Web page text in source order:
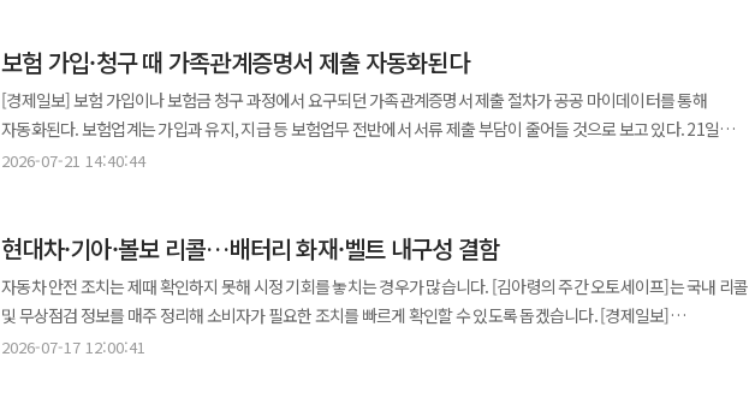
투입 전 직접 손으로 센서의 정상 작동 여부를 확인하는 자가점검을 거쳐야 고소작업대를 작동시킬 수 있어 근로자
스스로 안전을 점검할 수 있다. 안전관리자도 모바일 어플로 센서들의 작동 상태를 상시 점검할 수 있고 사무실에서도
어플과 연동된 컴퓨터를 통해 현장 상황을 실시간으로 파악하고 조치 가능한 것이 특징이다. 롯데건설 관계자는 “이번에
개발한 ‘고소작업대 스마트 과상승 방지 시스템’을 통해 충돌∙끼임 사고 감소가 기대된다”며 “AI, 로봇 등 스마트건설
기술을 현장에 확대 적용할 예정이다”라고 말했다. IPARK현대산업개발, 파주시 G-하우징 사업 기부금 전달
취약계층의 노후 주택을 개·보수하고 에너지 효율을 개선해 안전하고 쾌적한 주거환경을 조성하는 사업이다.
IPARK현대산업개발은 이번 기부를 통해 경제적 어려움으로 열악한 주거환경에서 생활하는 이웃들의 주거환경 개선을
지원하고 지역사회 주거복지 증진에 힘을 보탰다. 기념식에는 손배찬 파주시장과 신왕섭 IPARK현대산업개발 실장을
비롯한 관계자들이 참석했다. 이들은 기부금 전달식 진행 후 민관 협력을 통한 주거환경 개선과 주거복지 확대 방안을
활력을 전하고 안전수칙 준수와 자발적인 건강관리의 중요성을 다시 한번 되새기는 계기가 되길 바란다”고 말했다. 한화
건설부문은 푸드트럭 외에도 ‘Health 2GO 여름철 캠페인’을 운영하고 있다. 온열질환 예방을 위한 안전 음원을 제작해
현장에 배포하고 현장별로 제빙기와 냉방기기를 갖춘 휴게시설도 마련했다. 이온음료 분말과 식염포도당도 상시
굴착면 사면 보강, 위험지역 출입 통제, 전기 안전 점검 등을 통해 장마철 시설물 파손과 붕괴, 침수, 감전 사고를
예방한다는 방침이다.
0.076%로 면허정지 수준에 해당하는 상태였다. 마약 간이시약 검사에서는 음성 반응이 나왔다. A씨가 범행 시 소지했던
총기는 길이 87cm의 비비탄용 모의 총기로 확인됐다. A씨와 피해자들은 서로 일면식이 없는 사이인 것으로 조사됐다.
A씨는 음주운전 사실은 인정했으나 모의총기를 이용한 협박 혐의에 대해서는 부인하고 있는 것으로 전해졌다. 경찰은
A씨를 특수협박, 특수공무집행방해, 특수공용물건손상, 도로교통법 위반(음주운전) 등의 혐의로 입건했으며, 범행 동기
및 모의총기 입수 경위에 대한 조사를 마치는 대로 구속영장을 신청할 방침이다.
'갤럭시 Z 폴드8', '갤럭시 Z 플립8' 사전예약을 진행한다고 밝혔다. 사전예약 고객 개통은 내달 4일부터 시작되며 공식
출시는 내달 7일이다. 갤럭시 Z 폴드8은 여권 크기의 폼팩터를 적용해 휴대성을 높이는 동시에 넓어진 화면 비율을 통해
콘텐츠 활용성을 강화했다. 갤럭시 Z 폴드8 울트라는 전작 대비 카메라와 디스플레이, 배터리 성능을 개선했으며,
갤럭시 Z 플립8은 커버 디스플레이 활용성을 높여 스마트폰을 펼치지 않고도 다양한 기능을 사용할 수 있도록 설계됐다.
KT는 이번 출시를 맞아 저장공간과 요금제, 단말 케어, 온라인 혜택 등 네 가지 영역에서 '더블' 혜택을 제공한다. 우선
개통한 고객은 256GB 모델을 512GB 모델로 무료 업그레이드할 수 있다. 또한 내달 31일까지 구매 및 개통한
고객에게는 갤럭시 워치 할인 쿠폰과 액세서리 할인 쿠폰이 제공되며, 구글 AI 프로 6개월 구독권과 윌라 3개월 구독권,
정품 보호필름 무료 부착 서비스 등의 혜택도 함께 받을 수 있다. 콘텐츠 활용성을 강화한 '초이스 더블' 요금제도
선보인다. 유튜브 프리미엄 라이트와 넷플릭스 광고형 스탠다드를 함께 제공하는 '초이스 더블 유튜브 프리미엄
+넷플릭스'를 비롯해 유튜브 프리미엄 라이트와 갤럭시 버즈4 및 갤럭시 워치를 할인된 가격으로 제공하는 상품, 세컨드
보험 가입·청구 때 가족관계증명서 제출 자동화된다
[경제일보] 보험 가입이나 보험금 청구 과정에서 요구되던 가족관계증명서 제출 절차가 공공 마이데이터를 통해
자동화된다. 보험업계는 가입과 유지, 지급 등 보험업무 전반에서 서류 제출 부담이 줄어들 것으로 보고 있다. 21일
생명보험협회와 손해보험협회, 한국신용정보원은 가족관계증명서를 공공 마이데이터로 이용할 수 있도록 해
주민등록등·초본, 자동차등록원부 등 35종의 증명서를 공공 마이데이터로 이용하고 있다. 이번 확대를 통해 기존 35종
서류에 더해 가족관계증명서도 보험업무에 활용된다. 이에 따라 보험 가입과 유지, 보험금 지급 신청 과정에서 가족관계
확인이 필요한 경우 별도 서류 발급과 제출 절차를 줄일 수 있다. 서비스는 주요 보험사부터 순차적으로 도입된다.
KB손해보험이 이달 먼저 도입하고 △삼성화재 △삼성생명 △NH농협생명 △DB손해보험 등 보험사는 오는 8~10월 중
순차적으로 서비스를 적용할 예정이다. 가족관계증명서 활용 사례도 확대된다. 가족결합 할인이 가능한 상품에 가입한
2026-07-21 14:40:44
현대차·기아·볼보 리콜…배터리 화재·벨트 내구성 결함
자동차 안전 조치는 제때 확인하지 못해 시정 기회를 놓치는 경우가 많습니다. [김아령의 주간 오토세이프]는 국내 리콜
및 무상점검 정보를 매주 정리해 소비자가 필요한 조치를 빠르게 확인할 수 있도록 돕겠습니다. [경제일보]
현대자동차와 기아, 볼보자동차 등 국내외 완성차 업체들이 제작결함이 확인됐다. 전기차 고전압 배터리 화재 위험부터
2026-07-17 12:00:41